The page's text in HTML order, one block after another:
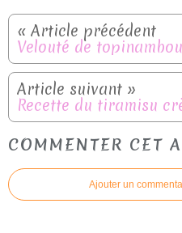
Velouté de
Recette du tiramisu
COMMENTER CET
Ajouter un